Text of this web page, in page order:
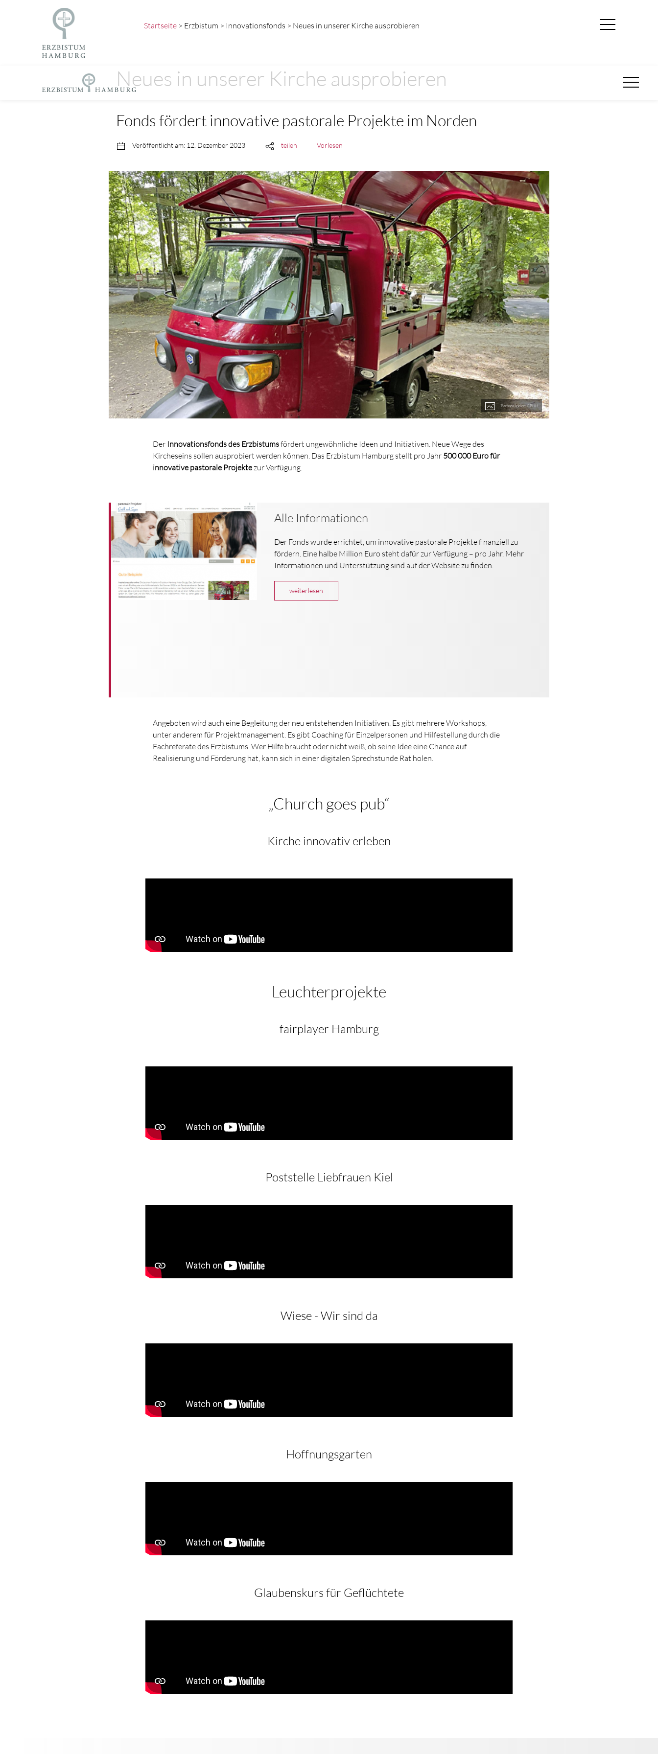
Startseite > Erzbistum > Innovationsfonds > Neues in unserer Kirche ausprobieren
Neues in unserer Kirche ausprobieren
Fonds fördert innovative pastorale Projekte im Norden
Veröffentlicht am: 12. Dezember 2023 teilen Vorlesen
Barbara Meier/ EBHH
Der Innovationsfonds des Erzbistumsfördert ungewöhnliche Ideen und Initiativen. Neue Wege des
Kircheseins sollen ausprobiert werden können. Das Erzbistum Hamburg stellt pro Jahr 500 000 Euro für
innovative pastorale Projektezur Verfügung.
Alle Informationen
Der Fonds wurde errichtet, um innovative pastorale Projekte finanziell zu
fördern. Eine halbe Million Euro steht dafür zur Verfügung – pro Jahr. Mehr
Informationen und Unterstützung sind auf der Website zu finden.
weiterlesen
Angeboten wird auch eine Begleitung der neu entstehenden Initiativen. Es gibt mehrere Workshops,
unter anderem für Projektmanagement. Es gibt Coaching für Einzelpersonen und Hilfestellung durch die
Fachreferate des Erzbistums. Wer Hilfe braucht oder nicht weiß, ob seine Idee eine Chance auf
Realisierung und Förderung hat, kann sich in einer digitalen Sprechstunde Rat holen.
„Church goes pub“
Kirche innovativ erleben
Leuchterprojekte
fairplayer Hamburg
Poststelle Liebfrauen Kiel
Wiese - Wir sind da
Hoffnungsgarten
Glaubenskurs für Geflüchtete